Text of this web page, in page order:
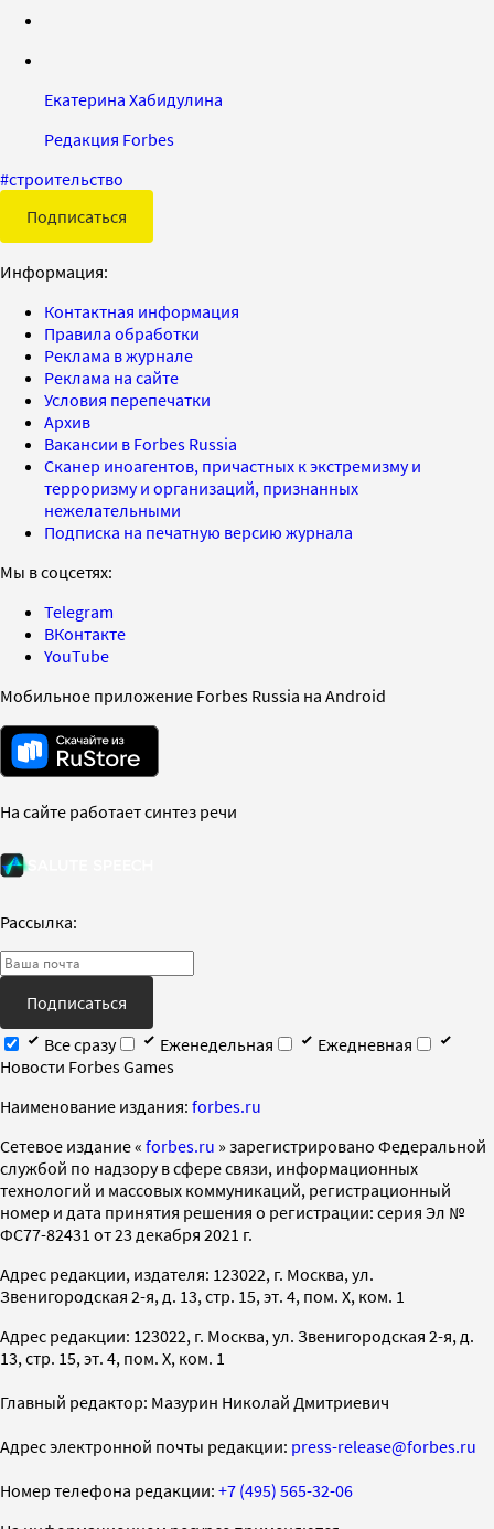
Екатерина Хабидулина
Редакция Forbes
#строительство
Подписаться
Информация:
Контактная информация
Правила обработки
Реклама в журнале
Реклама на сайте
Условия перепечатки
Архив
Вакансии в Forbes Russia
Сканер иноагентов, причастных к экстремизму и
терроризму и организаций, признанных
нежелательными
Подписка на печатную версию журнала
Мы в соцсетях:
Telegram
ВКонтакте
YouTube
Мобильное приложение Forbes Russia на Android
На сайте работает синтез речи
Рассылка:
Подписаться
Все сразу
Еженедельная
Ежедневная
Новости Forbes Games
Наименование издания: forbes.ru
Cетевое издание « forbes.ru » зарегистрировано Федеральной
службой по надзору в сфере связи, информационных
технологий и массовых коммуникаций, регистрационный
номер и дата принятия решения о регистрации: серия Эл №
ФС77-82431 от 23 декабря 2021 г.
Адрес редакции, издателя: 123022, г. Москва, ул.
Звенигородская 2-я, д. 13, стр. 15, эт. 4, пом. X, ком. 1
Адрес редакции: 123022, г. Москва, ул. Звенигородская 2-я, д.
13, стр. 15, эт. 4, пом. X, ком. 1
Главный редактор: Мазурин Николай Дмитриевич
Адрес электронной почты редакции: press-release@forbes.ru
Номер телефона редакции: +7 (495) 565-32-06